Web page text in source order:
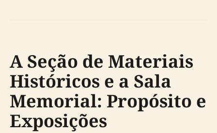
A Seção de Materiais
Históricos e a Sala
Memorial: Propósito e
Exposições